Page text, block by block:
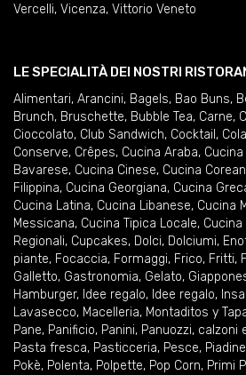
Vercelli, Vicenza, Vittorio Veneto
LE SPECIALITÀ DEI NOSTRI
Alimentari, Arancini, Bagels, Bao Buns,
Brunch, Bruschette, Bubble Tea, Carne,
Cioccolato, Club Sandwich, Cocktail ,
Conserve, Crêpes, Cucina Araba,
Bavarese, Cucina Cinese, Cucina
Filippina, Cucina Georgiana, Cucina
Cucina Latina, Cucina Libanese, Cucina
Messicana, Cucina Tipica Locale,
Regionali, Cupcakes, Dolci, Dolciumi,
piante, Focaccia, Formaggi, Frico, Fritti,
Galletto, Gastronomia, Gelato,
Hamburger, Idee regalo, Idee regalo,
Lavasecco, Macelleria, Montaditos y
Pane, Panificio, Panini, Panuozzi, calzoni
Pasta fresca, Pasticceria, Pesce, Piadine
Pokè, Polenta, Polpette, Pop Corn, Primi